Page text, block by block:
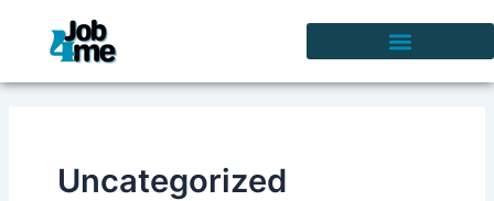
contenido
Uncategorized